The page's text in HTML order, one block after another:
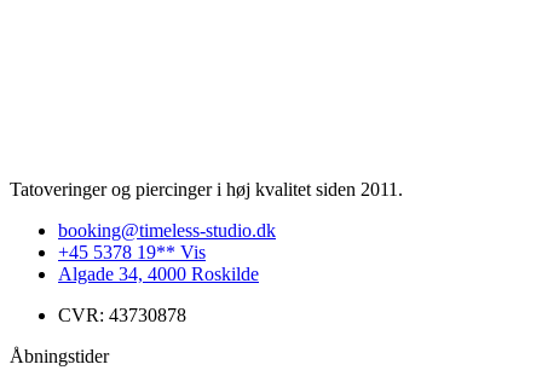
Tatoveringer og piercinger i høj kvalitet siden 2011.
booking@timeless-studio.dk
+45 5378 19** Vis
Algade 34, 4000 Roskilde
CVR: 43730878
Åbningstider